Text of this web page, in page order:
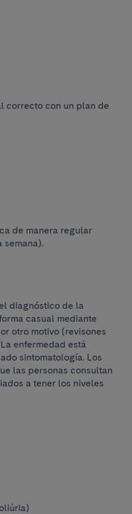
correcto con un plan de
de manera regular
semana).
diagnóstico de la
casual mediante
otro motivo (revisones
enfermedad está
sintomatología. Los
las personas consultan
a tener los niveles